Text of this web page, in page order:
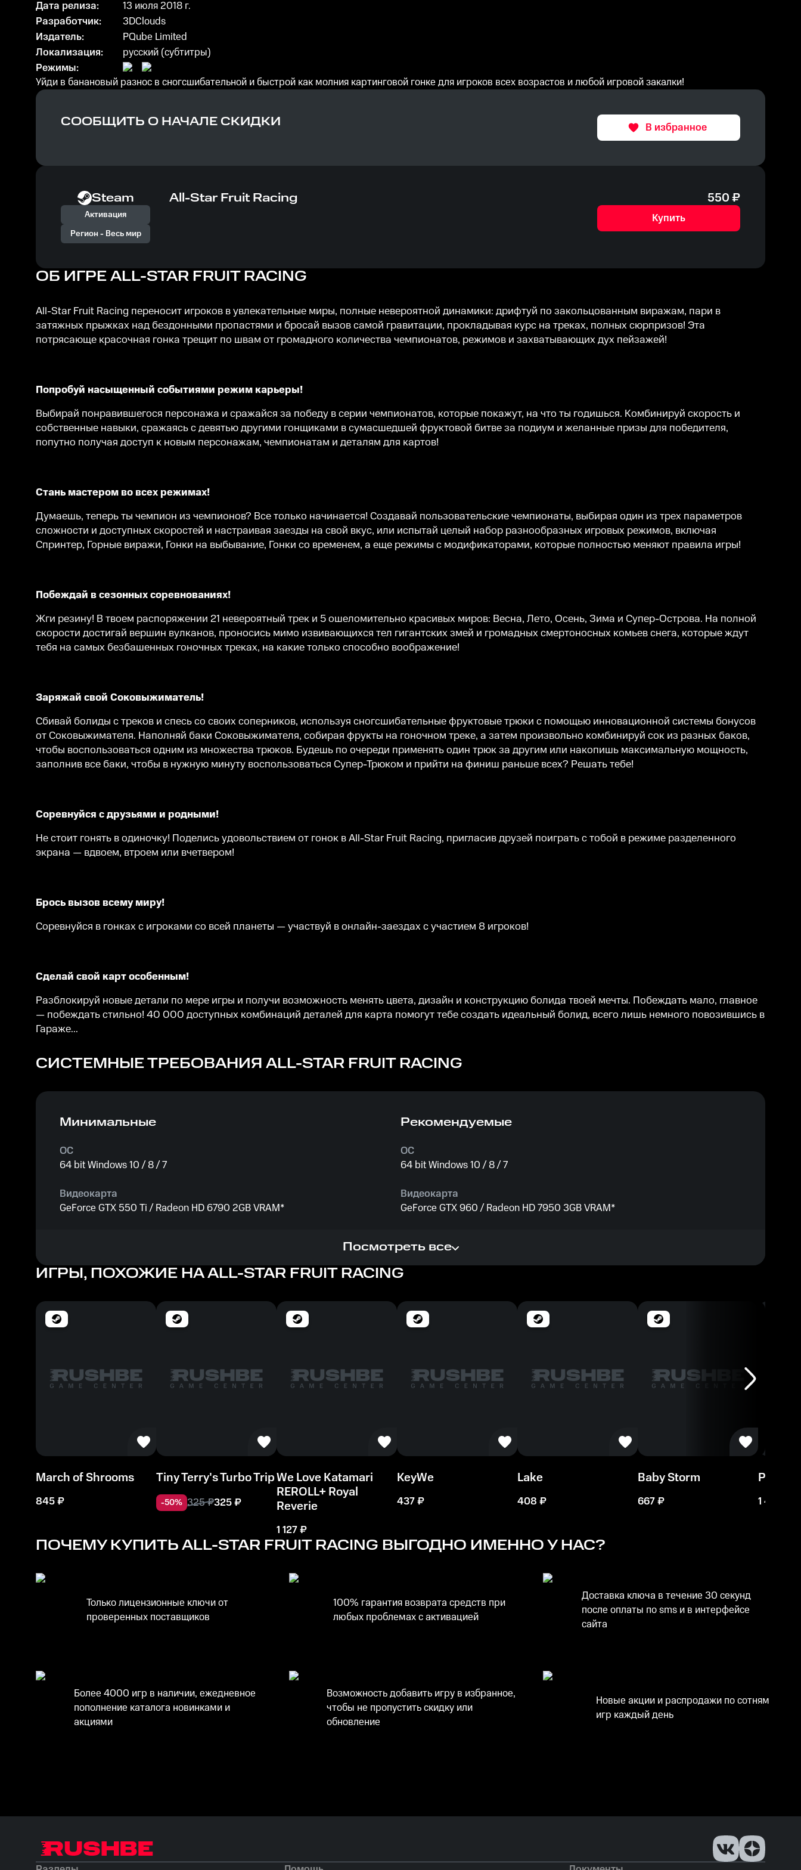
Дата релиза:
13 июля 2018 г.
Разработчик:
3DClouds
Издатель:
PQube Limited
Локализация:
русский (субтитры)
Режимы:
Уйди в банановый разнос в сногсшибательной и быстрой как молния картинговой гонке для игроков всех возрастов и любой игровой закалки!
СООБЩИТЬ О НАЧАЛЕ СКИДКИ В избранное
Steam
Активация
Регион - Весь мир
All-Star Fruit Racing 550₽
Купить
ОБ ИГРЕALL-STAR FRUIT RACING
All-Star Fruit Racing переносит игроков в увлекательные миры, полные невероятной динамики: дрифтуй по закольцованным виражам, пари в
затяжных прыжках над бездонными пропастями и бросай вызов самой гравитации, прокладывая курс на треках, полных сюрпризов! Эта
потрясающе красочная гонка трещит по швам от громадного количества чемпионатов, режимов и захватывающих дух пейзажей!
Попробуй насыщенный событиями режим карьеры!
Выбирай понравившегося персонажа и сражайся за победу в серии чемпионатов, которые покажут, на что ты годишься. Комбинируй скорость и
собственные навыки, сражаясь с девятью другими гонщиками в сумасшедшей фруктовой битве за подиум и желанные призы для победителя,
попутно получая доступ к новым персонажам, чемпионатам и деталям для картов!
Стань мастером во всех режимах!
Думаешь, теперь ты чемпион из чемпионов? Все только начинается! Создавай пользовательские чемпионаты, выбирая один из трех параметров
сложности и доступных скоростей и настраивая заезды на свой вкус, или испытай целый набор разнообразных игровых режимов, включая
Спринтер, Горные виражи, Гонки на выбывание, Гонки со временем, а еще режимы с модификаторами, которые полностью меняют правила игры!
Побеждай в сезонных соревнованиях!
Жги резину! В твоем распоряжении 21 невероятный трек и 5 ошеломительно красивых миров: Весна, Лето, Осень, Зима и Супер-Острова. На полной
скорости достигай вершин вулканов, проносись мимо извивающихся тел гигантских змей и громадных смертоносных комьев снега, которые ждут
тебя на самых безбашенных гоночных треках, на какие только способно воображение!
Заряжай свой Соковыжиматель!
Сбивай болиды с треков и спесь со своих соперников, используя сногсшибательные фруктовые трюки с помощью инновационной системы бонусов
от Соковыжимателя. Наполняй баки Соковыжимателя, собирая фрукты на гоночном треке, а затем произвольно комбинируй сок из разных баков,
чтобы воспользоваться одним из множества трюков. Будешь по очереди применять один трюк за другим или накопишь максимальную мощность,
заполнив все баки, чтобы в нужную минуту воспользоваться Супер-Трюком и прийти на финиш раньше всех? Решать тебе!
Соревнуйся с друзьями и родными!
Не стоит гонять в одиночку! Поделись удовольствием от гонок в All-Star Fruit Racing, пригласив друзей поиграть с тобой в режиме разделенного
экрана — вдвоем, втроем или вчетвером!
Брось вызов всему миру!
Соревнуйся в гонках с игроками со всей планеты — участвуй в онлайн-заездах с участием 8 игроков!
Сделай свой карт особенным!
Разблокируй новые детали по мере игры и получи возможность менять цвета, дизайн и конструкцию болида твоей мечты. Побеждать мало, главное
— побеждать стильно! 40 000 доступных комбинаций деталей для карта помогут тебе создать идеальный болид, всего лишь немного повозившись в
Гараже...
СИСТЕМНЫЕ ТРЕБОВАНИЯ ALL-STAR FRUIT RACING
Минимальные
ОС
64 bit Windows 10 / 8 / 7
Видеокарта
GeForce GTX 550 Ti / Radeon HD 6790 2GB VRAM*
Intel Core i5-2500K 3.3GHz / AMD FX-8150 3.6GHz or equivalent
Память
Место на диске
Рекомендуемые
ОС
64 bit Windows 10 / 8 / 7
Видеокарта
GeForce GTX 960 / Radeon HD 7950 3GB VRAM*
Intel Core i5-4460 3.2 GHz / AMD Ryzen 5 1600X 3.6GHz
Память
Место на диске
Посмотреть все
ИГРЫ, ПОХОЖИЕ НА ALL-STAR FRUIT RACING
March of Shrooms
845₽
Tiny Terry's Turbo Trip
-50% 325₽325₽
We Love Katamari
REROLL+ Royal
Reverie
1 127₽
KeyWe
437₽
Lake
408 ₽
Baby Storm
667₽ 1 409
ПОЧЕМУ КУПИТЬALL-STAR FRUIT RACING ВЫГОДНО ИМЕННО У НАС?
Только лицензионные ключи от
проверенных поставщиков
100% гарантия возврата средств при
любых проблемах с активацией
Доставка ключа в течение 30 секунд
после оплаты по sms и в интерфейсе
сайта
Более 4000 игр в наличии, ежедневное
пополнение каталога новинками и
акциями
Возможность добавить игру в избранное,
чтобы не пропустить скидку или
обновление
Новые акции и распродажи по сотням
игр каждый день